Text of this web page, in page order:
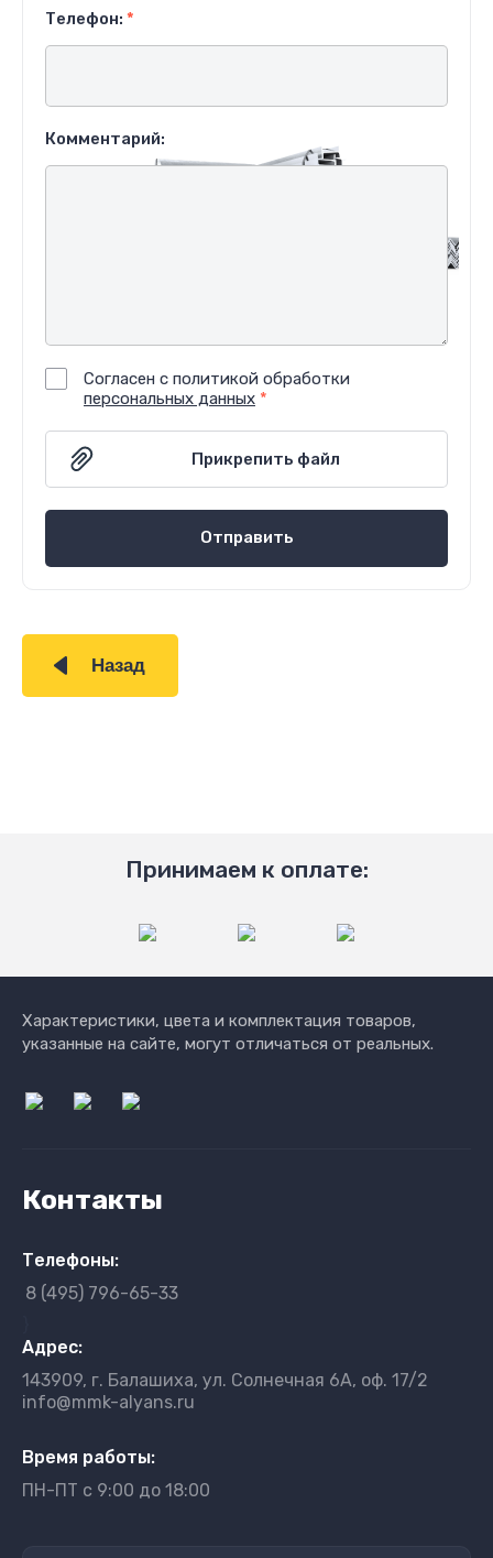
Телефон: *
Комментарий:
Согласен с политикой обработки
персональных данных *
Отправить
Назад
Принимаем к оплате:
Характеристики, цвета и комплектация товаров,
указанные на сайте, могут отличаться от реальных.
Контакты
Телефоны:
8 (495) 796-65-33
Адрес:
143909, г. Балашиха, ул. Солнечная 6А, оф. 17/2
info@mmk-alyans.ru
Время работы:
ПН-ПТ с 9:00 до 18:00